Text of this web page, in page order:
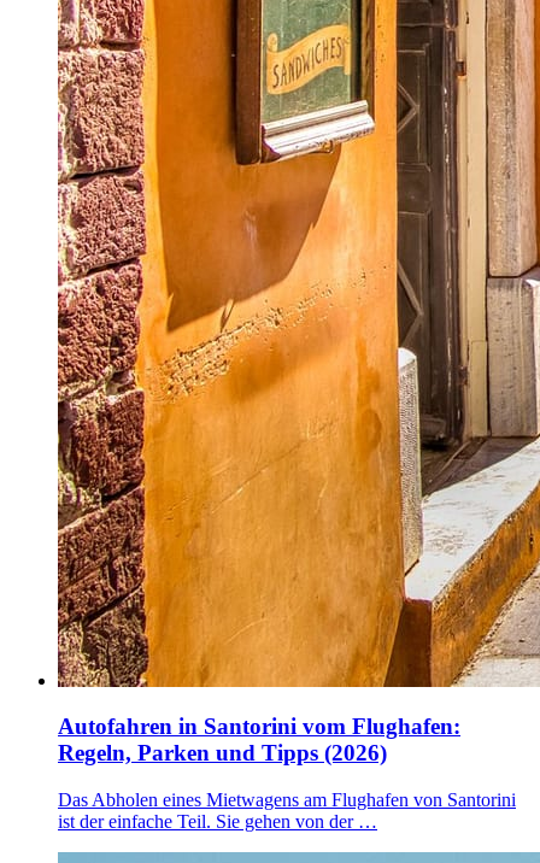
Autofahren in Santorini vom Flughafen:
Regeln, Parken und Tipps (2026)
Das Abholen eines Mietwagens am Flughafen von Santorini
ist der einfache Teil. Sie gehen von der …